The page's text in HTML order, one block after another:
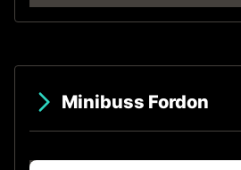
Minibuss Fordon